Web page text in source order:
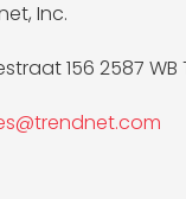
Inc.
156 2587